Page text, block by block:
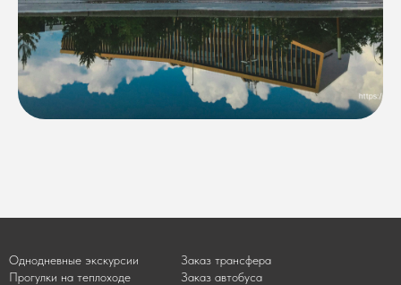
Однодневные экскурсии
Заказ трансфера
Заказ автобуса
Прогулки на теплоходе